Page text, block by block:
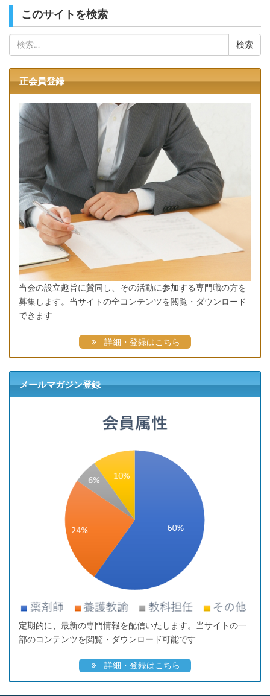
このサイトを検索
索:
正会員登録
当会の設立趣旨に賛同し、その活動に参加する専門職の方を
募集します。当サイトの全コンテンツを閲覧・ダウンロード
できます
詳細・登録はこちら
メールマガジン登録
定期的に、最新の専門情報を配信いたします。当サイトの一
部のコンテンツを閲覧・ダウンロード可能です
詳細・登録はこちら